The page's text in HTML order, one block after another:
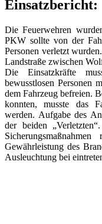
Einsatzbericht:
Die Feuerwehren
PKW sollte von der
Personen verletzt
Landstraße zwischen
Die Einsatzkräfte
bewusstlosen Personen
dem Fahrzeug befreien.
konnten, musste das
werden. Aufgabe des
der beiden
Gewährleistung des
Ausleuchtung bei